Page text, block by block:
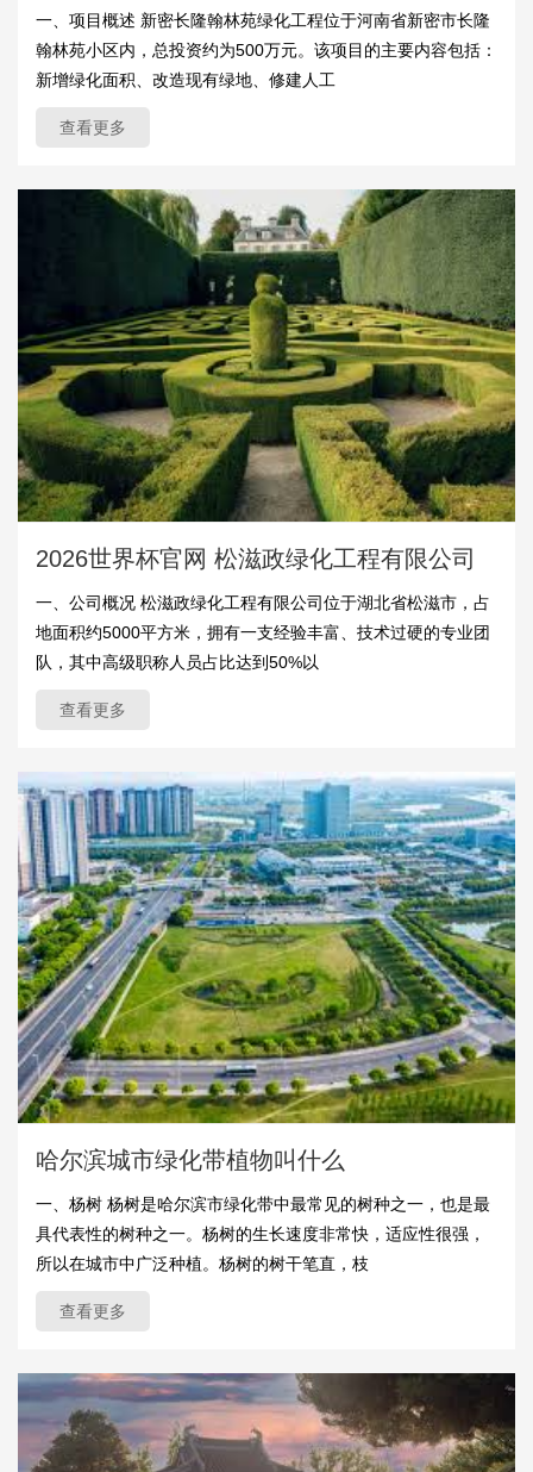
一、项目概述 新密长隆翰林苑绿化工程位于河南省新密市长隆
翰林苑小区内，总投资约为500万元。该项目的主要内容包括：
新增绿化面积、改造现有绿地、修建人工
查看更多
2026世界杯官网 松滋政绿化工程有限公司
一、公司概况 松滋政绿化工程有限公司位于湖北省松滋市，占
地面积约5000平方米，拥有一支经验丰富、技术过硬的专业团
队，其中高级职称人员占比达到50%以
查看更多
哈尔滨城市绿化带植物叫什么
一、杨树 杨树是哈尔滨市绿化带中最常见的树种之一，也是最
具代表性的树种之一。杨树的生长速度非常快，适应性很强，
所以在城市中广泛种植。杨树的树干笔直，枝
查看更多